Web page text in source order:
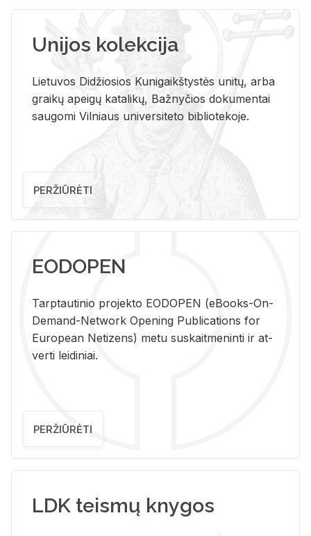
Unijos kolekcija
Lietuvos Didžiosios Kunigaikštystės unitų, arba
graikų apeigų katalikų, Bažnyčios dokumentai
saugomi Vilniaus universiteto bibliotekoje.
PERŽIŪRĖTI
EODOPEN
Tarp­tau­ti­nio pro­jek­to EO­DO­PEN (eBo­oks-On-
De­mand-Ne­twork Ope­ning Pub­li­ca­tions for
Eu­ro­pe­an Ne­ti­zens) metu su­skait­me­nin­ti ir at­
ver­ti lei­di­niai.
PERŽIŪRĖTI
LDK teismų knygos